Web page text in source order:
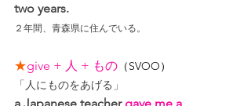
two years.
２年間、青森県に住んでいる。
★give + 人 + もの （SVOO）
「人にものをあげる」